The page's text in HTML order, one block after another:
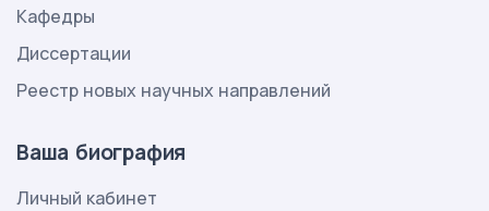
Кафедры
Диссертации
Реестр новых научных направлений
Ваша биография
Личный кабинет